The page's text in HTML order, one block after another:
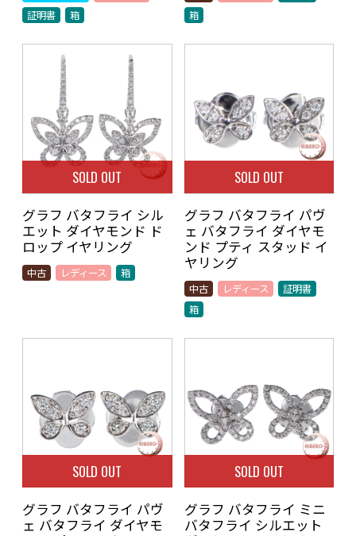
証明書
箱
箱
SOLD OUT
グラフ バタフライ シル
エット ダイヤモンド ド
ロップ イヤリング
中古 レディース 箱
SOLD OUT
グラフ バタフライ パヴ
ェ バタフライ ダイヤモ
ンド プティ スタッド イ
ヤリング
中古 レディース
証明書
箱
SOLD OUT
グラフ バタフライ パヴ
ェ バタフライ ダイヤモ
SOLD OUT
グラフ バタフライ ミニ
バタフライ シルエット